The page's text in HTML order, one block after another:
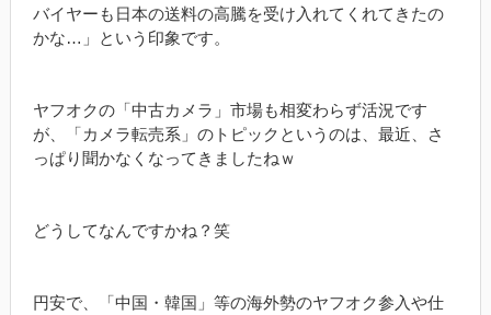
バイヤーも日本の送料の高騰を受け入れてくれてきたの
かな…」という印象です。
ヤフオクの「中古カメラ」市場も相変わらず活況です
が、「カメラ転売系」のトピックというのは、最近、さ
っぱり聞かなくなってきましたねｗ
どうしてなんですかね？笑
円安で、「中国・韓国」等の海外勢のヤフオク参入や仕